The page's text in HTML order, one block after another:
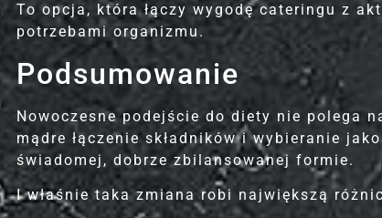
To opcja, która łączy wygodę cateringu z
potrzebami organizmu.
Podsumowanie
Nowoczesne podejście do diety nie polega
mądre łączenie składników i wybieranie
świadomej, dobrze zbilansowanej formie.
I właśnie taka zmiana robi największą